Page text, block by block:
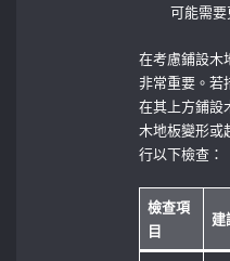
可能需要
在考慮鋪設木
非常重要。若
在其上方鋪設
木地板變形或
行以下檢查：
檢查項
目
建